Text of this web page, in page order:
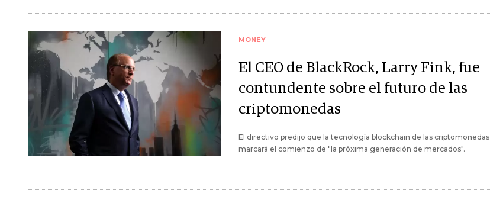
MONEY
El CEO de BlackRock, Larry Fink, fue
contundente sobre el futuro de las
criptomonedas
El directivo predijo que la tecnología blockchain de las criptomonedas
marcará el comienzo de "la próxima generación de mercados".